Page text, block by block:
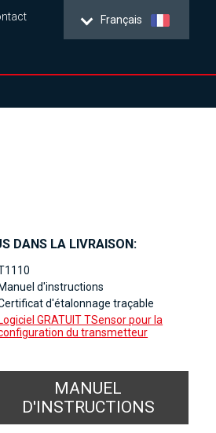
Français
DANS LA LIVRAISON:
Manuel d'instructions
d'étalonnage traçable
Logiciel GRATUIT TSensor pour la
du transmetteur
MANUEL
D'INSTRUCTIONS